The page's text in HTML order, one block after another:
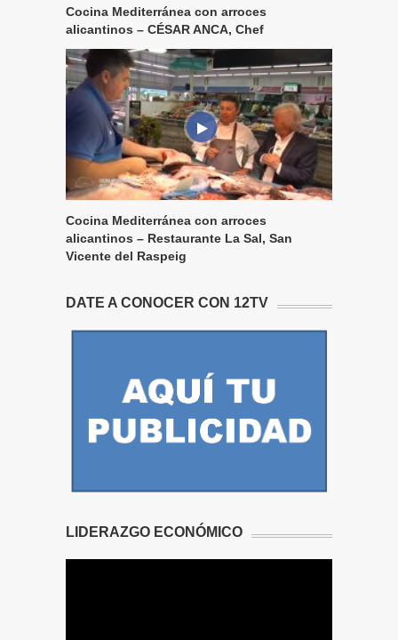
Cocina Mediterránea con arroces
alicantinos – CÉSAR ANCA, Chef
Cocina Mediterránea con arroces
alicantinos – Restaurante La Sal, San
Vicente del Raspeig
DATE A CONOCER CON 12TV
LIDERAZGO ECONÓMICO